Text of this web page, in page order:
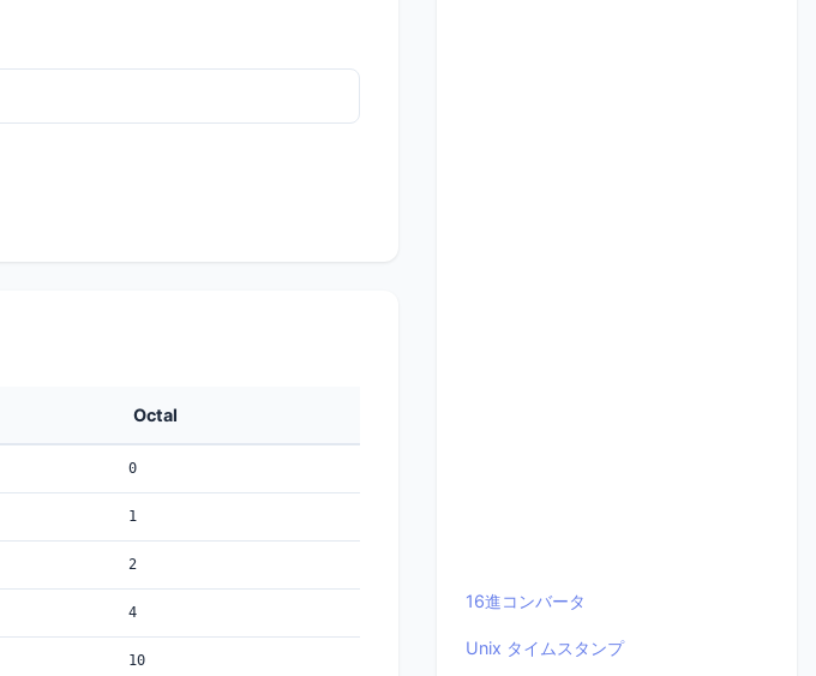
Octal
0
1
2
4
10
16進コンバータ
Unix タイムスタンプ